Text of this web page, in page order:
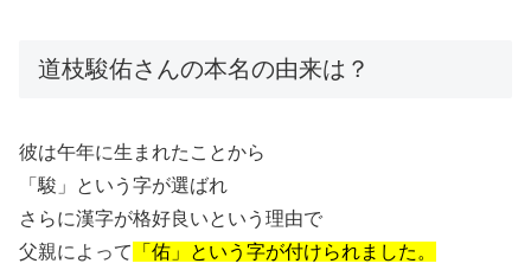
道枝駿佑さんの本名の由来は？
彼は午年に生まれたことから
「駿」という字が選ばれ
さらに漢字が格好良いという理由で
父親によって
「佑」 という字が付けられました。